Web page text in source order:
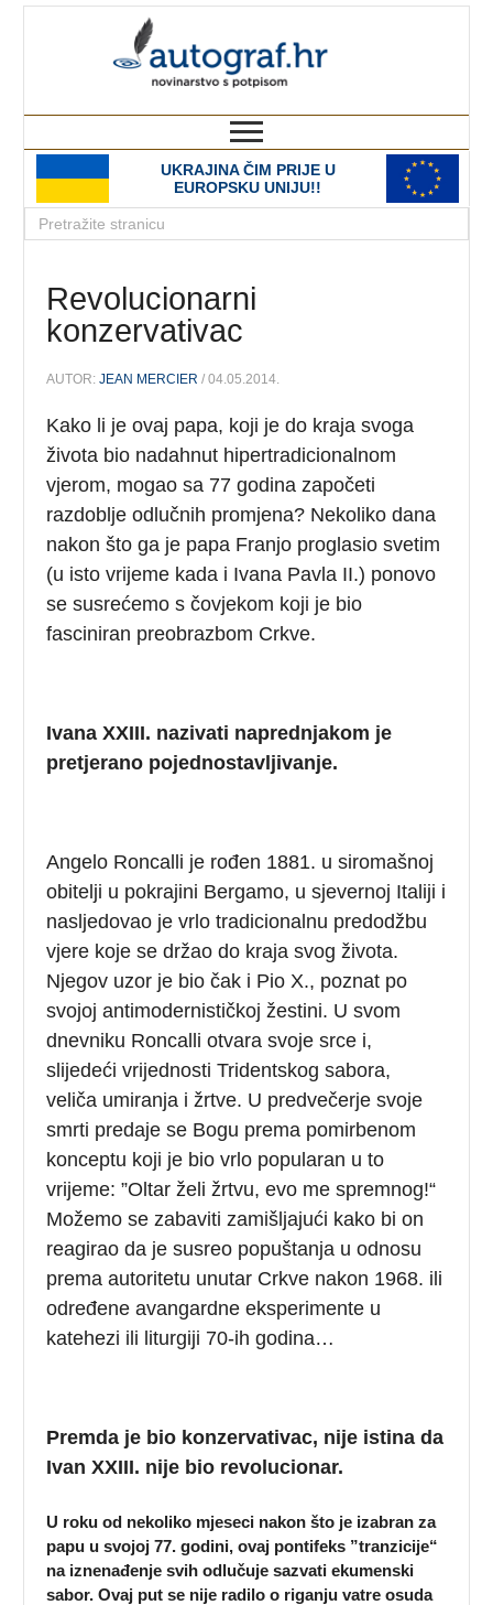
UKRAJINA ČIM PRIJE U
EUROPSKU UNIJU!!
Revolucionarni
konzervativac
AUTOR:JEAN MERCIER / 04.05.2014.
Kako li je ovaj papa, koji je do kraja svoga
života bio nadahnut hipertradicionalnom
vjerom, mogao sa 77 godina započeti
razdoblje odlučnih promjena? Nekoliko dana
nakon što ga je papa Franjo proglasio svetim
(u isto vrijeme kada i Ivana Pavla II.) ponovo
se susrećemo s čovjekom koji je bio
fasciniran preobrazbom Crkve.
Ivana XXIII. nazivati naprednjakom je
pretjerano pojednostavljivanje.
Angelo Roncalli je rođen 1881. u siromašnoj
obitelji u pokrajini Bergamo, u sjevernoj Italiji i
nasljedovao je vrlo tradicionalnu predodžbu
vjere koje se držao do kraja svog života.
Njegov uzor je bio čak i Pio X., poznat po
svojoj antimodernističkoj žestini. U svom
dnevniku Roncalli otvara svoje srce i,
slijedeći vrijednosti Tridentskog sabora,
veliča umiranja i žrtve. U predvečerje svoje
smrti predaje se Bogu prema pomirbenom
konceptu koji je bio vrlo popularan u to
vrijeme: ”Oltar želi žrtvu, evo me spremnog!“
Možemo se zabaviti zamišljajući kako bi on
reagirao da je susreo popuštanja u odnosu
prema autoritetu unutar Crkve nakon 1968. ili
određene avangardne eksperimente u
katehezi ili liturgiji 70-ih godina…
Premda je bio konzervativac, nije istina da
Ivan XXIII. nije bio revolucionar.
U roku od nekoliko mjeseci nakon što je izabran za
papu u svojoj 77. godini, ovaj pontifeks ”tranzicije“
na iznenađenje svih odlučuje sazvati ekumenski
sabor. Ovaj put se nije radilo o riganju vatre osuda